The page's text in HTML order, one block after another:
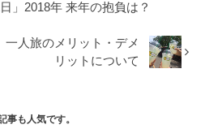
」2018年 来年の抱負は？
一人旅のメリット・デメ
リットについて
事も人気です。